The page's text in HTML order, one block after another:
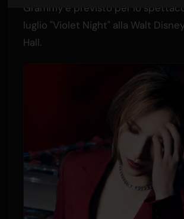
Grammy è previsto per lo
luglio "Violet Night" alla Walt
Hall.